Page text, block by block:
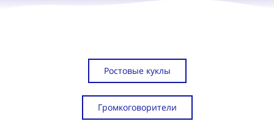
Ростовые куклы
Громкоговорители